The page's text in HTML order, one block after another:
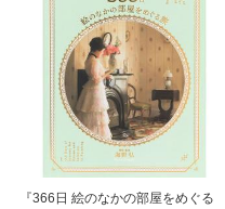
『366日 絵のなかの部屋をめぐる